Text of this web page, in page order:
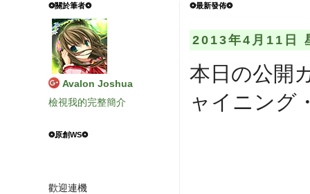
❂最新發佈❂
2013年4月11日
本日の公開
ャイニング
❂關於筆者❂
Avalon Joshua
檢視我的完整簡介
❂原創WS❂
歡迎連機